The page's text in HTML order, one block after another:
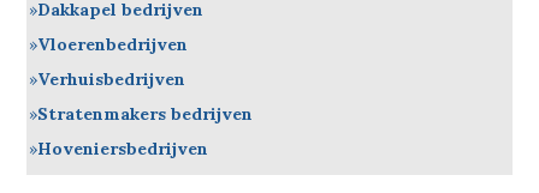
Dakkapel bedrijven
Vloerenbedrijven
Verhuisbedrijven
Stratenmakers bedrijven
Hoveniersbedrijven